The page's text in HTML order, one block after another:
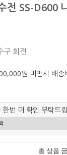
전 SS-D600
구 회전
원 미만시 배
번 더 확인 부탁드
총 상품